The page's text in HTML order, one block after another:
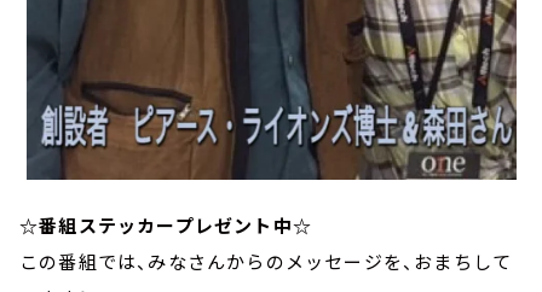
☆番組ステッカープレゼント中☆
この番組では、みなさんからのメッセージを、おまちして